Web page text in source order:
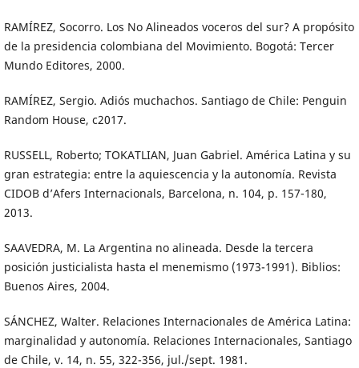
RAMÍREZ, Socorro. Los No Alineados voceros del sur? A propósito
de la presidencia colombiana del Movimiento. Bogotá: Tercer
Mundo Editores, 2000.
RAMÍREZ, Sergio. Adiós muchachos. Santiago de Chile: Penguin
Random House, c2017.
RUSSELL, Roberto; TOKATLIAN, Juan Gabriel. América Latina y su
gran estrategia: entre la aquiescencia y la autonomía. Revista
CIDOB d’Afers Internacionals, Barcelona, n. 104, p. 157-180,
2013.
SAAVEDRA, M. La Argentina no alineada. Desde la tercera
posición justicialista hasta el menemismo (1973-1991). Biblios:
Buenos Aires, 2004.
SÁNCHEZ, Walter. Relaciones Internacionales de América Latina:
marginalidad y autonomía. Relaciones Internacionales, Santiago
de Chile, v. 14, n. 55, 322-356, jul./sept. 1981.